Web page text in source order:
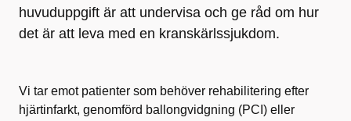
huvuduppgift är att undervisa och ge råd om hur
det är att leva med en kranskärlssjukdom.
Vi tar emot patienter som behöver rehabilitering efter
hjärtinfarkt, genomförd ballongvidgning (PCI) eller